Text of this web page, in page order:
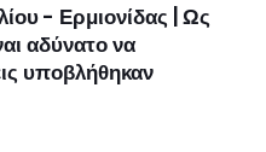
- Ερμιονίδας | Ως
αδύνατο να
υποβλήθηκαν